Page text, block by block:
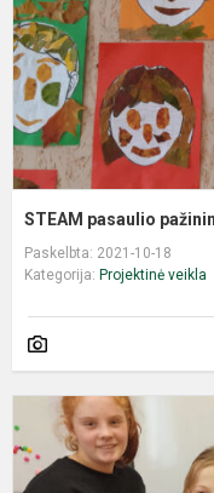
STEAM pasaulio
Paskelbta: 2021-10-18
Kategorija: Projektinė veikla